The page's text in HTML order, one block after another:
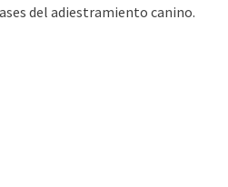
del adiestramiento canino.